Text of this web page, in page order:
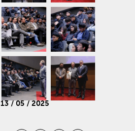
13 / 05 / 2025